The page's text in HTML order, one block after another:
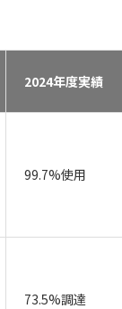
2024年度実績
99.7%使用
73.5%調達